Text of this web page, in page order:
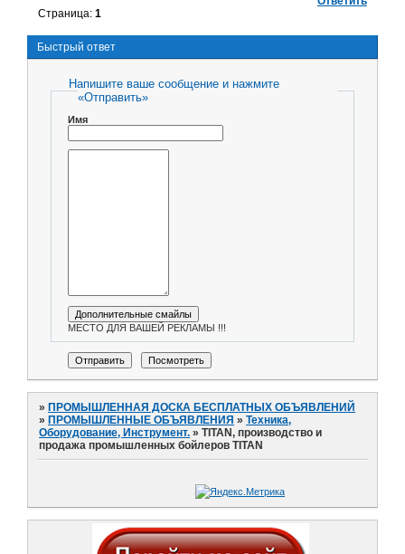
Страница:1
Быстрый ответ
Напишите ваше сообщение и нажмите
«Отправить»
Имя
МЕСТО ДЛЯ ВАШЕЙ РЕКЛАМЫ !!!
» ПРОМЫШЛЕННАЯ ДОСКА БЕСПЛАТНЫХ ОБЪЯВЛЕНИЙ
» ПРОМЫШЛЕННЫЕ ОБЪЯВЛЕНИЯ »Техника,
Оборудование, Инструмент. »TITAN, производство и
продажа промышленных бойлеров TITAN